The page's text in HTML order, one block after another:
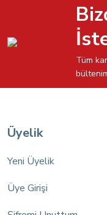
Tüm
Üyelik
Yeni Üyelik
Üye Girişi